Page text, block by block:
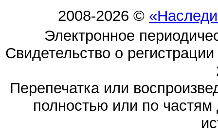
2008-2026 ©
Электронное
Свидетельство о
Перепечатка или
полностью или по частям